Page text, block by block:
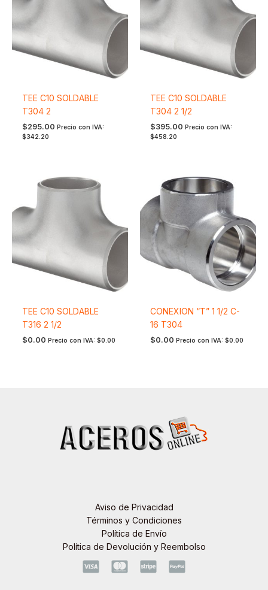
TEE C10 SOLDABLE
T304 2
$295.00 Precio con IVA:
$342.20
TEE C10 SOLDABLE
T304 2 1/2
$395.00 Precio con IVA:
$458.20
TEE C10 SOLDABLE
T316 2 1/2
$0.00 Precio con IVA: $0.00
CONEXION “T” 1 1/2 C-
16 T304
$0.00 Precio con IVA: $0.00
Aviso de Privacidad
Términos y Condiciones
Política de Envío
Política de Devolución y Reembolso